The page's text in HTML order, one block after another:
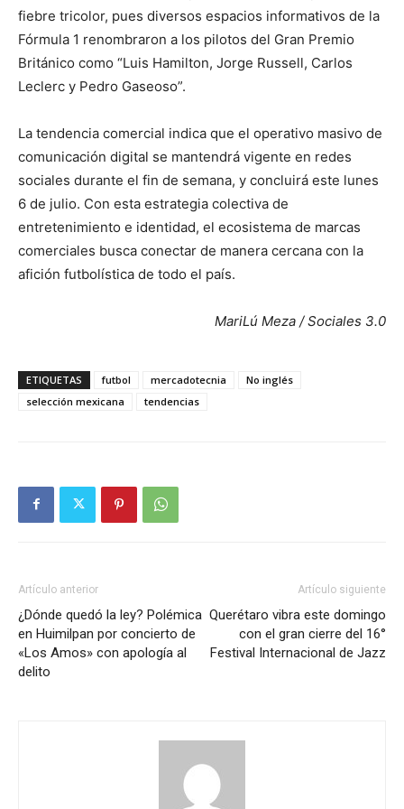
fiebre tricolor, pues diversos espacios informativos de la
Fórmula 1 renombraron a los pilotos del Gran Premio
Británico como “Luis Hamilton, Jorge Russell, Carlos
Leclerc y Pedro Gaseoso”.
La tendencia comercial indica que el operativo masivo de
comunicación digital se mantendrá vigente en redes
sociales durante el fin de semana, y concluirá este lunes
6 de julio. Con esta estrategia colectiva de
entretenimiento e identidad, el ecosistema de marcas
comerciales busca conectar de manera cercana con la
afición futbolística de todo el país.
MariLú Meza / Sociales 3.0
ETIQUETAS futbol mercadotecnia
No inglés
selección mexicana
tendencias
Artículo anterior
¿Dónde quedó la ley? Polémica
en Huimilpan por concierto de
«Los Amos» con apología al
delito
Artículo siguiente
Querétaro vibra este domingo
con el gran cierre del 16°
Festival Internacional de Jazz